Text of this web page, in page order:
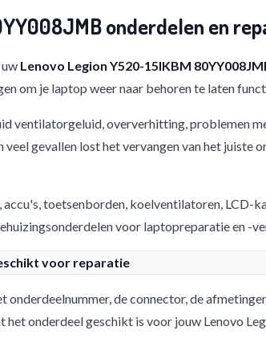
onderdelen en
Lenovo Legion Y520-15IKBM
om je laptop weer naar behoren te laten
ventilatorgeluid, oververhitting, problemen
gevallen lost het vervangen van het juiste
toetsenborden, koelventilatoren, LCD-
voor laptopreparatie en -
voor reparatie
de connector, de
onderdeel geschikt is voor jouw Lenovo